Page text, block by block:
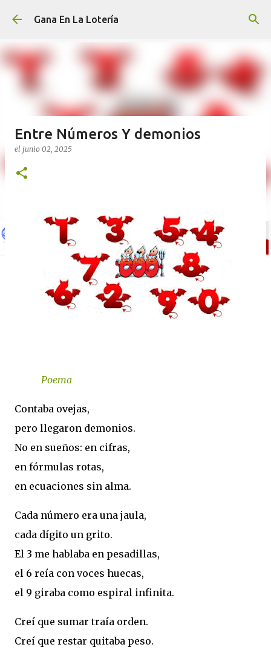
Ir al contenido principal
Gana En La Lotería
Entre Números Y demonios
el junio 02, 2025
Poema
Contaba ovejas,
pero llegaron demonios.
No en sueños: en cifras,
en fórmulas rotas,
en ecuaciones sin alma.
Cada número era una jaula,
cada dígito un grito.
El 3 me hablaba en pesadillas,
el 6 reía con voces huecas,
el 9 giraba como espiral infinita.
Creí que sumar traía orden.
Creí que restar quitaba peso.